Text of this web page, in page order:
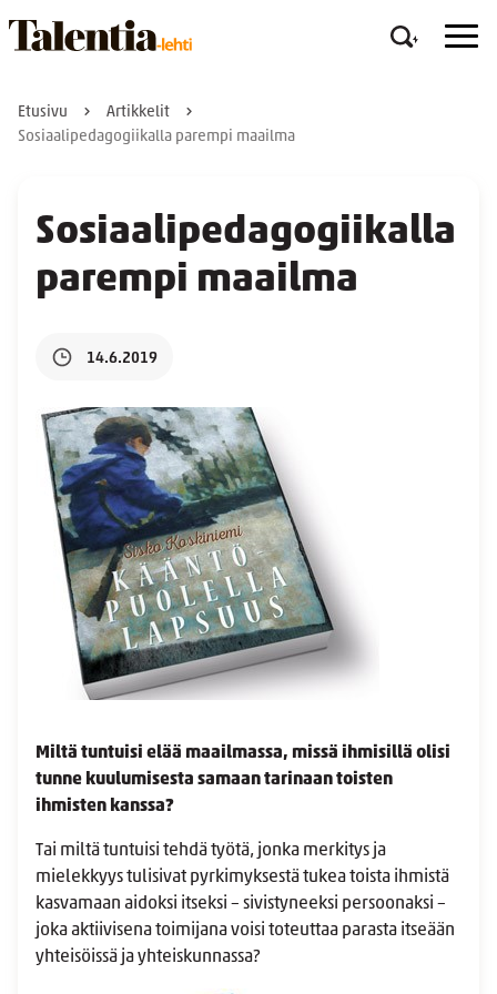
Etusivu
Artikkelit
Sosiaalipedagogiikalla parempi maailma
Sosiaalipedagogiikalla
parempi maailma
14.6.2019
Miltä tuntuisi elää maailmassa, missä ihmisillä olisi
tunne kuulumisesta samaan tarinaan toisten
ihmisten kanssa?
Tai miltä tuntuisi tehdä työtä, jonka merkitys ja
mielekkyys tulisivat pyrkimyksestä tukea toista ihmistä
kasvamaan aidoksi itseksi – sivistyneeksi persoonaksi –
joka aktiivisena toimijana voisi toteuttaa parasta itseään
yhteisöissä ja yhteiskunnassa?